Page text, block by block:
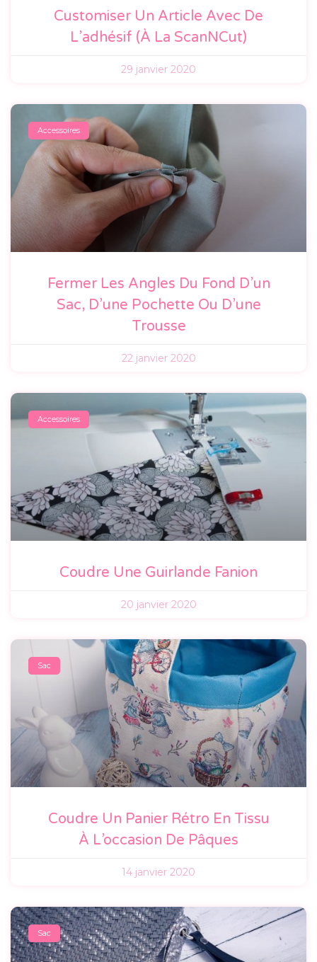
Customiser Un Article Avec De
L’adhésif (à La ScanNCut)
29 janvier 2020
Accessoires
Fermer Les Angles Du Fond D’un
Sac, D’une Pochette Ou D’une
Trousse
22 janvier 2020
Accessoires
Coudre Une Guirlande Fanion
20 janvier 2020
Sac
Coudre Un Panier Rétro En Tissu
À L’occasion De Pâques
14 janvier 2020
Sac